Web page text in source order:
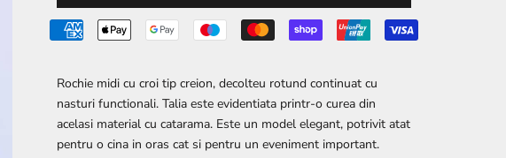
Rochie midi cu croi tip creion, decolteu rotund continuat cu
nasturi functionali. Talia este evidentiata printr-o curea din
acelasi material cu catarama. Este un model elegant, potrivit atat
pentru o cina in oras cat si pentru un eveniment important.